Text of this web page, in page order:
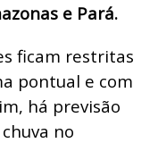
e Pará.
ficam restritas
pontual e com
há previsão
no